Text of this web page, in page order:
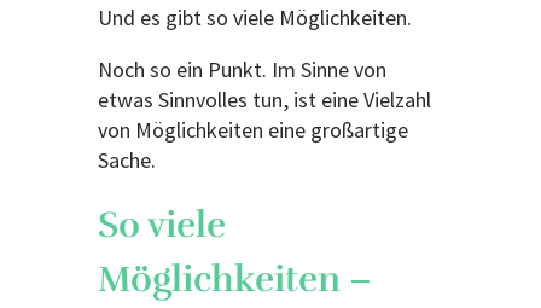
Und es gibt so viele Möglichkeiten.
Noch so ein Punkt. Im Sinne von
etwas Sinnvolles tun, ist eine Vielzahl
von Möglichkeiten eine großartige
Sache.
So viele
Möglichkeiten –